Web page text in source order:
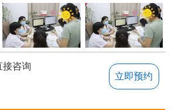
接咨询
立即预约